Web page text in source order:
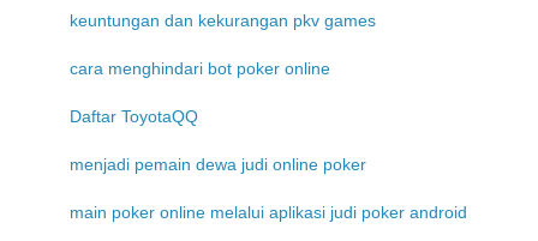
keuntungan dan kekurangan pkv games
cara menghindari bot poker online
Daftar ToyotaQQ
menjadi pemain dewa judi online poker
main poker online melalui aplikasi judi poker android